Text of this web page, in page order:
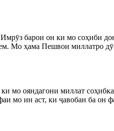
барои он ки мо соҳиби
Мо ҳама Пешвои миллатро
ояндагони миллат
мо ин аст, ки ҷавобан ба он